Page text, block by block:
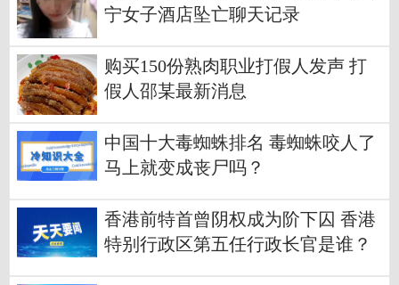
宁女子酒店坠亡聊天记录
购买150份熟肉职业打假人发声 打
假人邵某最新消息
中国十大毒蜘蛛排名 毒蜘蛛咬人了
马上就变成丧尸吗？
香港前特首曾阴权成为阶下囚 香港
特别行政区第五任行政长官是谁？